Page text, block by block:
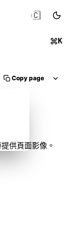
K
🇨🇳
Copy page
供頁面影像。